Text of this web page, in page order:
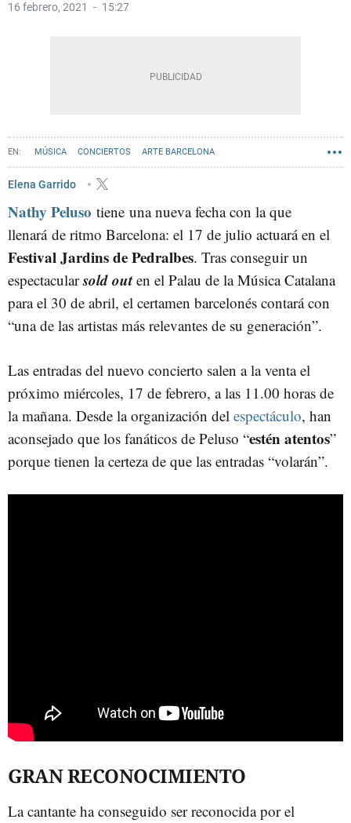
16 febrero, 2021 15:27
MÚSICA CONCIERTOS ARTE BARCELONA
Elena Garrido
Nathy Peluso tiene una nueva fecha con la que
llenará de ritmo Barcelona: el 17 de julio actuará en el
Festival Jardins de Pedralbes. Tras conseguir un
espectacularsold outen el Palau de la Música Catalana
para el 30 de abril, el certamen barcelonés contará con
“una de las artistas más relevantes de su generación”.
Las entradas del nuevo concierto salen a la venta el
próximo miércoles, 17 de febrero, a las 11.00 horas de
la mañana. Desde la organización del espectáculo, han
aconsejado que los fanáticos de Peluso “estén atentos”
porque tienen la certeza de que las entradas “volarán”.
GRAN RECONOCIMIENTO
La cantante ha conseguido ser reconocida por el